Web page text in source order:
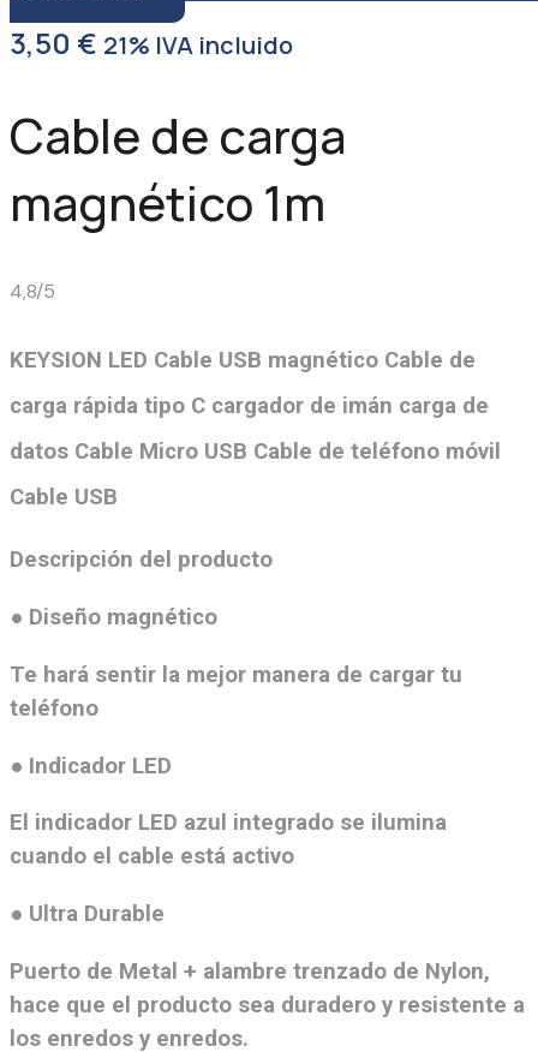
3,50 € 21% IVA incluido
Cable de carga
magnético 1m
4,8/5
KEYSION LED Cable USB magnético Cable de
carga rápida tipo C cargador de imán carga de
datos Cable Micro USB Cable de teléfono móvil
Cable USB
Descripción del producto
● Diseño magnético
Te hará sentir la mejor manera de cargar tu
teléfono
● Indicador LED
El indicador LED azul integrado se ilumina
cuando el cable está activo
● Ultra Durable
Puerto de Metal + alambre trenzado de Nylon,
hace que el producto sea duradero y resistente a
los enredos y enredos.